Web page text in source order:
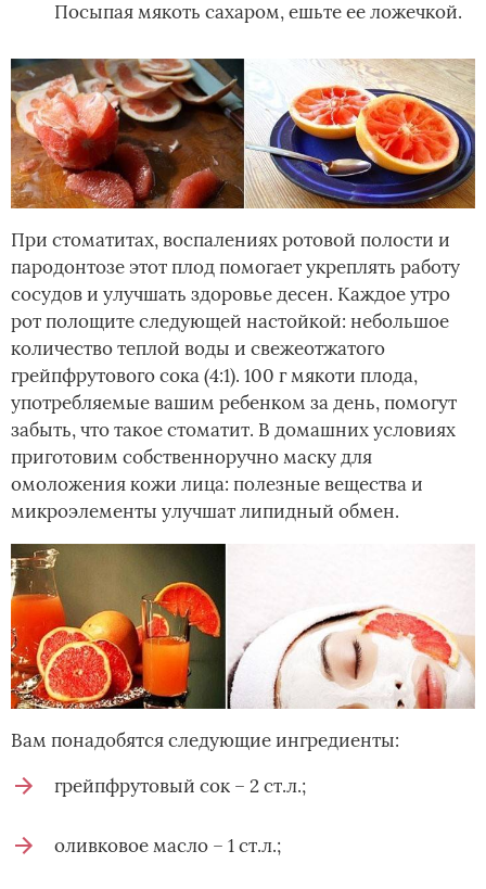
Посыпая мякоть сахаром, ешьте ее ложечкой.
При стоматитах, воспалениях ротовой полости и
пародонтозе этот плод помогает укреплять работу
сосудов и улучшать здоровье десен. Каждое утро
рот полощите следующей настойкой: небольшое
количество теплой воды и свежеотжатого
грейпфрутового сока (4:1). 100 г мякоти плода,
употребляемые вашим ребенком за день, помогут
забыть, что такое стоматит. В домашних условиях
приготовим собственноручно маску для
омоложения кожи лица: полезные вещества и
микроэлементы улучшат липидный обмен.
Вам понадобятся следующие ингредиенты:
грейпфрутовый сок – 2 ст.л.;
оливковое масло – 1 ст.л.;